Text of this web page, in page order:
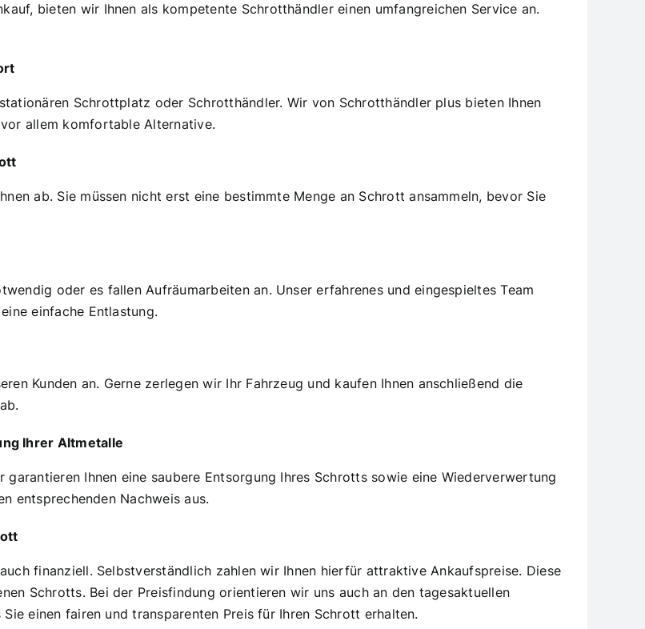
bieten wir Ihnen als kompetente Schrotthändler einen umfangreichen Service an.
Schrottplatz oder Schrotthändler. Wir von Schrotthändler plus bieten Ihnen
allem komfortable Alternative.
ab. Sie müssen nicht erst eine bestimmte Menge an Schrott ansammeln, bevor Sie
oder es fallen Aufräumarbeiten an. Unser erfahrenes und eingespieltes Team
einfache Entlastung.
Kunden an. Gerne zerlegen wir Ihr Fahrzeug und kaufen Ihnen anschließend die
Ihrer Altmetalle
Ihnen eine saubere Entsorgung Ihres Schrotts sowie eine Wiederverwertung
entsprechenden Nachweis aus.
finanziell. Selbstverständlich zahlen wir Ihnen hierfür attraktive Ankaufspreise. Diese
Schrotts. Bei der Preisfindung orientieren wir uns auch an den tagesaktuellen
einen fairen und transparenten Preis für Ihren Schrott erhalten.